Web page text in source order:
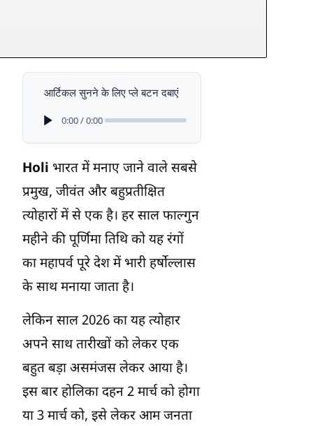
आर्टिकल सुनने के लिए प्ले बटन दबाएं
0:00 / 0:00
Holi भारत में मनाए जाने वाले सबसे
प्रमुख, जीवंत और बहुप्रतीक्षित
त्योहारों में से एक है। हर साल फाल्गुन
महीने की पूर्णिमा तिथि को यह रंगों
का महापर्व पूरे देश में भारी हर्षोल्लास
के साथ मनाया जाता है।
लेकिन साल 2026 का यह त्योहार
अपने साथ तारीखों को लेकर एक
बहुत बड़ा असमंजस लेकर आया है।
इस बार होलिका दहन 2 मार्च को होगा
या 3 मार्च को, इसे लेकर आम जनता